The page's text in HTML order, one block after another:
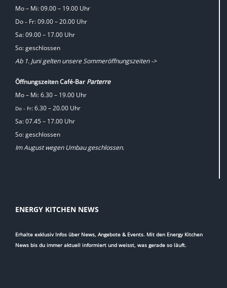
Mo – Mi: 09.00 – 19.00 Uhr
Do – Fr: 09.00 – 20.00 Uhr
Sa: 09.00 – 17.00 Uhr
So: geschlossen
Ab 1. Juni gelten unsere Sommeröffnungszeiten ->
Öffnungszeiten Café-BarParterre
Mo – Mi: 6.30 – 19.00 Uhr
Do – Fr: 6.30 – 20.00 Uhr
Sa: 07.45 – 17.00 Uhr
So: geschlossen
Im August wegen Umbau geschlossen.
ENERGY KITCHEN NEWS
Erhalte exklusiv Infos über News, Angebote & Events. Mit den Energy Kitchen
News bis du immer aktuell informiert und weisst, was gerade so läuft.